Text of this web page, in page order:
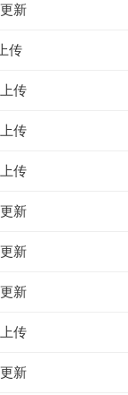
新
传
传
传
传
新
新
新
传
新